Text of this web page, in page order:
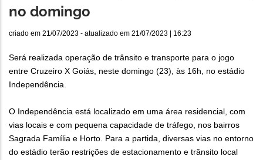
no domingo
criado em 21/07/2023 - atualizado em 21/07/2023 | 16:23
Será realizada operação de trânsito e transporte para o jogo
entre Cruzeiro X Goiás, neste domingo (23), às 16h, no estádio
Independência.
O Independência está localizado em uma área residencial, com
vias locais e com pequena capacidade de tráfego, nos bairros
Sagrada Família e Horto. Para a partida, diversas vias no entorno
do estádio terão restrições de estacionamento e trânsito local